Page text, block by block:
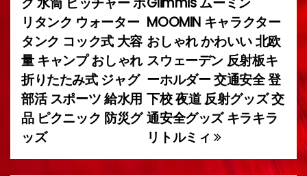
ゲ
ー
シ
ョ
ン
MOOMIN キャラクター
おしゃれ かわいい 北欧
スウェーデン 反射板キ
ーホルダー 交通安全 登
下校 夜道 反射グッズ 交
通安全グッズ キラキラ
リトルミィ
リタンク ウォーター
タンク コック式 大容
量 キャンプ おしゃれ
折りたたみ式 ジャグ
部活 スポーツ 給水用
品 ピクニック 防災グ
ッズ